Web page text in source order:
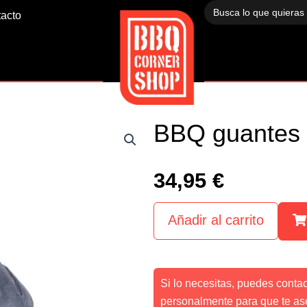
Buscar:
BBQ
34,95 €
Añadir al carrito
Si lo necesitas, puedes
personalmente para que te